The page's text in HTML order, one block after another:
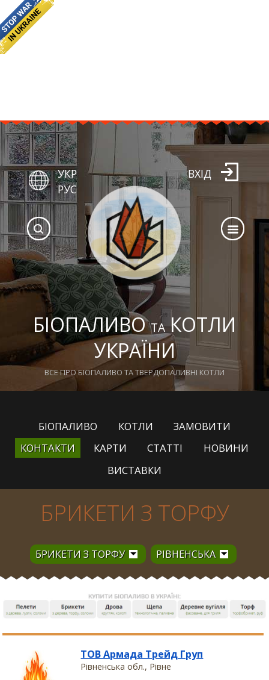
БІОПАЛИВОТАКОТЛИ
УКРАЇНИ
ВСЕ ПРО БІОПАЛИВО ТА ТВЕРДОПАЛИВНІ КОТЛИ
УКР
РУС
ВХІД
БІОПАЛИВО КОТЛИ
ЗАМОВИТИ
КОНТАКТИ
КАРТИ СТАТТІ
НОВИНИ
ВИСТАВКИ
БРИКЕТИ З ТОРФУ
БРИКЕТИ З ТОРФУ РІВНЕНСЬКА
ТОВ Армада Трейд Груп
Рівненська обл., Рівне